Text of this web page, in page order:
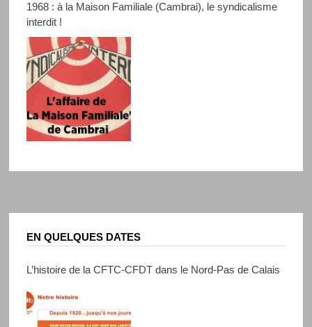
1968 : à la Maison Familiale (Cambrai), le syndicalisme
interdit !
EN QUELQUES DATES
L’histoire de la CFTC-CFDT dans le Nord-Pas de Calais